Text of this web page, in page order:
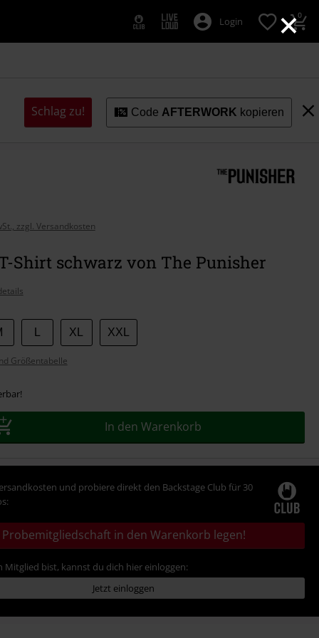
×
Login 0
Schlag zu! Code AFTERWORK kopieren
zzgl. Versandkosten
Shirt schwarz von The Punisher
XL XXL
Größentabelle
In den Warenkorb
und probiere direkt den Backstage Club für 30
Probemitgliedschaft in den Warenkorb legen!
Mitglied bist, kannst du dich hier einloggen:
Jetzt einloggen